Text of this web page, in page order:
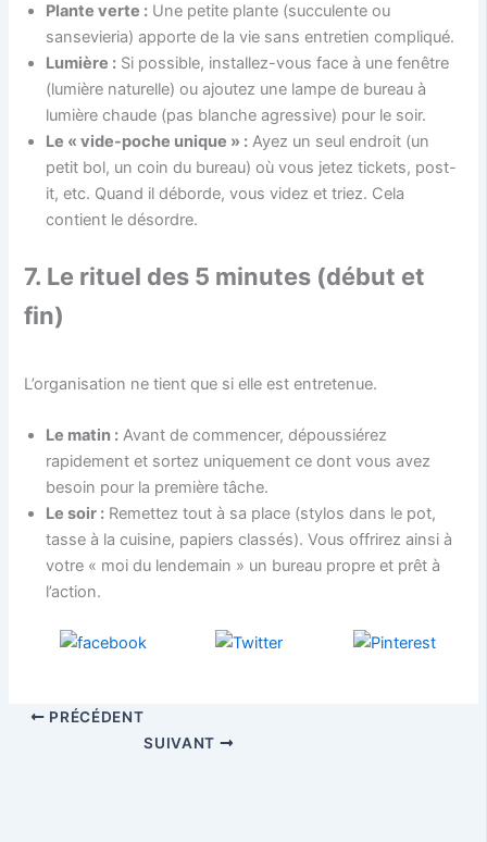
Plante verte : Une petite plante (succulente ou
sansevieria) apporte de la vie sans entretien compliqué.
Lumière : Si possible, installez-vous face à une fenêtre
(lumière naturelle) ou ajoutez une lampe de bureau à
lumière chaude (pas blanche agressive) pour le soir.
Le « vide-poche unique » : Ayez un seul endroit (un
petit bol, un coin du bureau) où vous jetez tickets, post-
it, etc. Quand il déborde, vous videz et triez. Cela
contient le désordre.
7. Le rituel des 5 minutes (début et
fin)
L’organisation ne tient que si elle est entretenue.
Le matin : Avant de commencer, dépoussiérez
rapidement et sortez uniquement ce dont vous avez
besoin pour la première tâche.
Le soir : Remettez tout à sa place (stylos dans le pot,
tasse à la cuisine, papiers classés). Vous offrirez ainsi à
votre « moi du lendemain » un bureau propre et prêt à
l’action.
PRÉCÉDENT
SUIVANT